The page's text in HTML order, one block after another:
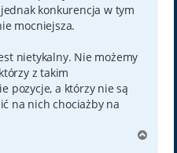
konkurencja w tym
mocniejsza.
nietykalny. Nie możemy
z takim
pozycje, a którzy nie są
na nich chociażby na